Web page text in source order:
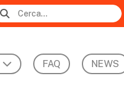
FAQ NEWS